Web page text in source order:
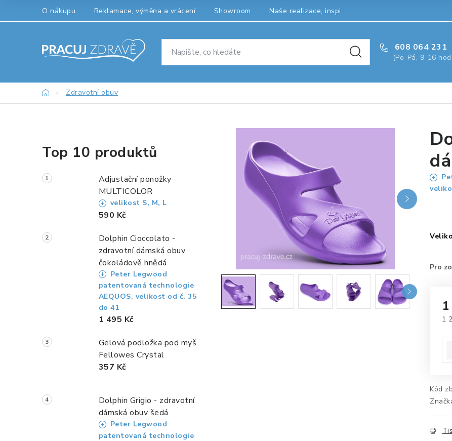
O nákupu Reklamace, výměna a vrácení Showroom Naše realizace, inspirace a návody
608 064 231
(Po-Pá, 9-16
DomůZdravotní obuv
o
s
a
n
Top 10 produktů
Adjustační ponožky
MULTICOLOR
velikost S, M, L
590 Kč
Dolphin Cioccolato -
zdravotní dámská obuv
čokoládově hnědá
Peter Legwood
patentovaná technologie
AEQUOS, velikost od č. 35
do 41
1 495 Kč
Gelová podložka pod myš
Fellowes Crystal
357 Kč
Dolphin Grigio - zdravotní
dámská obuv šedá
Peter Legwood
patentovaná technologie
1
Kód